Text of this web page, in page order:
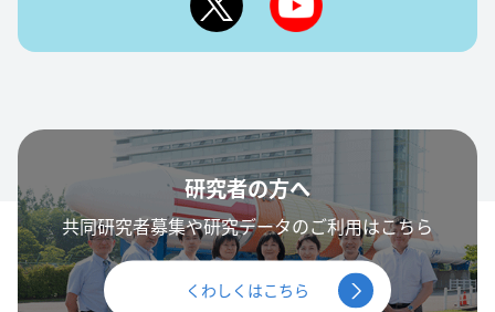
研究者の方へ
共同研究者募集や研究データのご利用はこちら
くわしくはこちら